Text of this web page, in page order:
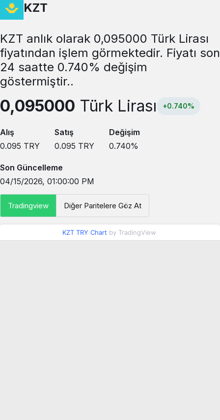
KZT
KZT anlık olarak 0,095000 Türk Lirası
fiyatından işlem görmektedir. Fiyatı son
24 saatte 0.740% değişim
göstermiştir..
0,095000 Türk Lirası +0.740%
Alış
0.095 TRY
Satış
0.095 TRY
Değişim
0.740%
Son Güncelleme
04/15/2026, 01:00:00 PM
Tradingview Diğer Paritelere Göz At
KZT TRY Chart by TradingView